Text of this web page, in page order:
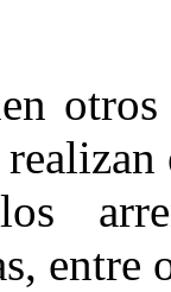
entre